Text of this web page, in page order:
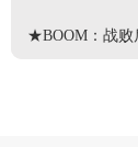
★BOOM：战败